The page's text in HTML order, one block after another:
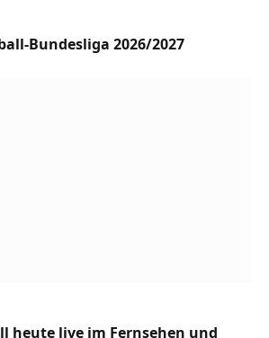
Bundesliga 2026/2027
heute live im Fernsehen und